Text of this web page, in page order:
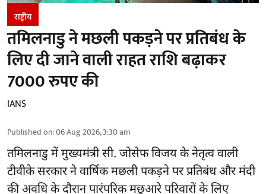
राष्ट्रीय
तमिलनाडु ने मछली पकड़ने पर प्रतिबंध के
लिए दी जाने वाली राहत राशि बढ़ाकर
7000 रुपए की
IANS
Published on:06 Aug 2026, 3:30 am
तमिलनाडुमें मुख्यमंत्री सी. जोसेफ विजय के नेतृत्व वाली
टीवीके सरकार ने वार्षिक मछली पकड़ने पर प्रतिबंध और मंदी
की अवधि के दौरान पारंपरिक मछुआरे परिवारों के लिए